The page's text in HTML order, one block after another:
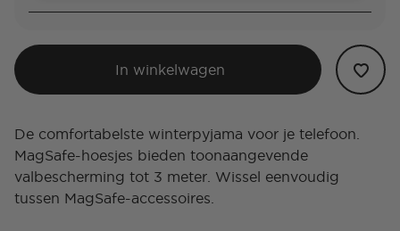
In winkelwagen
De comfortabelste winterpyjama voor je telefoon.
MagSafe-hoesjes bieden toonaangevende
valbescherming tot 3 meter. Wissel eenvoudig
tussen MagSafe-accessoires.